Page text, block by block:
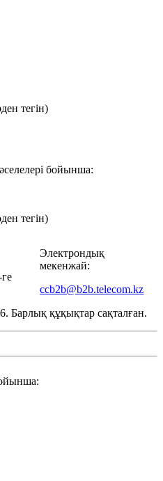
тегін)
бойынша:
тегін)
Электрондық
мекенжай:
ccb2b@b2b.telecom.kz
Барлық құқықтар сақталған.